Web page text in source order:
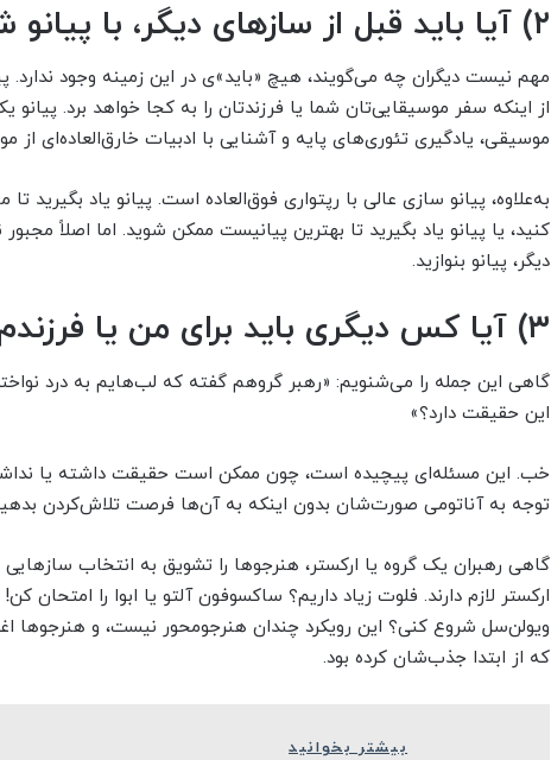
۲) آیا باید قبل از سازهای دیگر، با پیانو شروع کنم؟
مهم نیست دیگران چه می‌گویند، هیچ «باید»ی در این زمینه وجود ندارد.
از اینکه سفر موسیقایی‌تان شما یا فرزندتان را به کجا خواهد برد.
موسیقی، یادگیری تئوری‌های پایه و آشنایی با ادبیات خارق‌العاده‌ای
به‌علاوه، پیانو سازی عالی با رپتواری فوق‌العاده است. پیانو یاد بگیرید
کنید، یا پیانو یاد بگیرید تا بهترین پیانیست ممکن شوید. اما اصلاً
دیگر، پیانو بنوازید.
۳) آیا کس دیگری باید برای من یا فرزندم ساز انتخاب کند؟
گاهی این جمله را می‌شنویم: «رهبر گروهم گفته که لب‌هایم به درد
این حقیقت دارد؟»
خب. این مسئله‌ای پیچیده است، چون ممکن است حقیقت داشته یا
توجه به آناتومی صورت‌شان بدون اینکه به آن‌ها فرصت تلاش‌کردن
گاهی رهبران یک گروه یا ارکستر، هنرجوها را تشویق به انتخاب
ارکستر لازم دارند. فلوت زیاد داریم؟ ساکسوفون آلتو یا ابوا را امتحان
ویولن‌سل شروع کنی؟ این رویکرد چندان هنرجومحور نیست، و هنرجوها
که از ابتدا جذب‌شان کرده بود.
بیشتر بخوانید